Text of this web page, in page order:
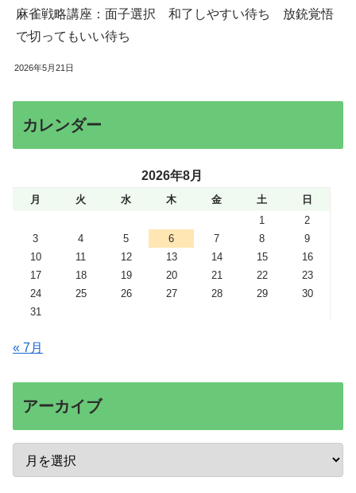
麻雀戦略講座：面子選択 和了しやすい待ち 放銃覚悟
で切ってもいい待ち
2026年5月21日
カレンダー
2026年8月
月 火 水 木 金 土
日
1
2
3
4 5 6 7 8
9
10
11 12 13 14 15
16
17
18 19 20 21 22
23
24
25 26 27 28 29
30
31
« 7月
アーカイブ